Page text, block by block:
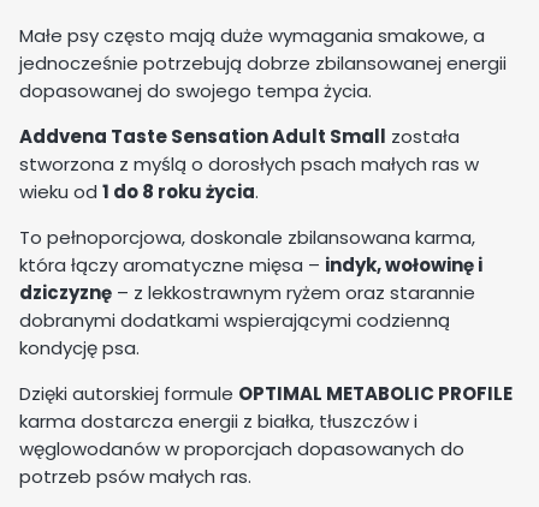
Małe psy często mają duże wymagania smakowe, a
jednocześnie potrzebują dobrze zbilansowanej energii
dopasowanej do swojego tempa życia.
Addvena Taste Sensation Adult Small została
stworzona z myślą o dorosłych psach małych ras w
wieku od 1 do 8 roku życia.
To pełnoporcjowa, doskonale zbilansowana karma,
która łączy aromatyczne mięsa – indyk, wołowinę i
dziczyznę – z lekkostrawnym ryżem oraz starannie
dobranymi dodatkami wspierającymi codzienną
kondycję psa.
Dzięki autorskiej formule OPTIMAL METABOLIC PROFILE
karma dostarcza energii z białka, tłuszczów i
węglowodanów w proporcjach dopasowanych do
potrzeb psów małych ras.